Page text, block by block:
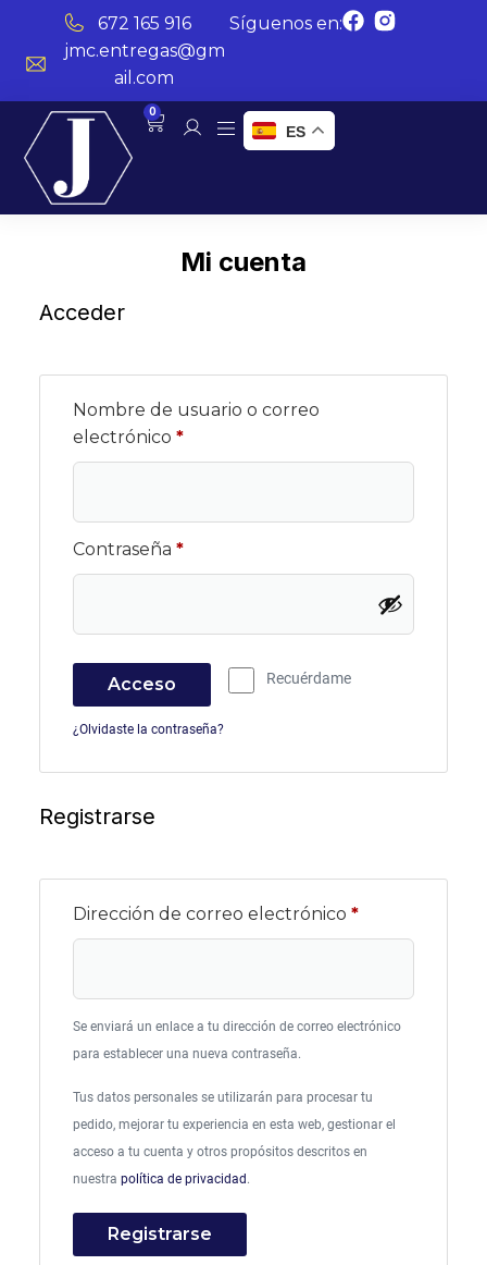
672 165 916
jmc.entregas@gm
ail.com
Síguenos en:
0
ES
Mi cuenta
Acceder
Nombre de usuario o correo
electrónico *
Contraseña *
Recuérdame
Acceso
¿Olvidaste la contraseña?
Registrarse
Dirección de correo electrónico *
Se enviará un enlace a tu dirección de correo electrónico
para establecer una nueva contraseña.
Tus datos personales se utilizarán para procesar tu
pedido, mejorar tu experiencia en esta web, gestionar el
acceso a tu cuenta y otros propósitos descritos en
nuestra política de privacidad.
Registrarse